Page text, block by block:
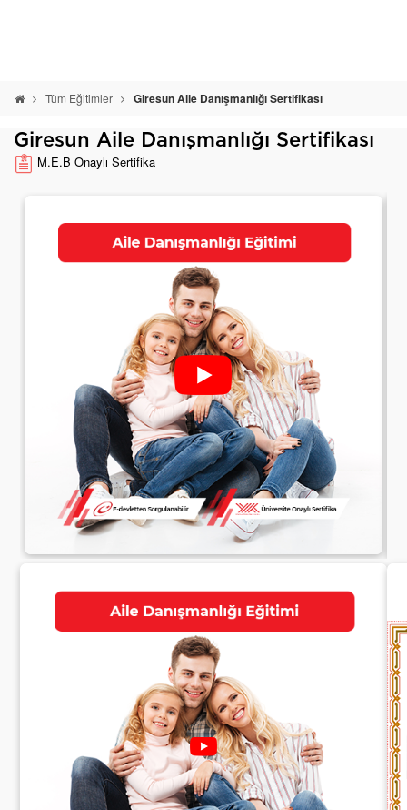
Tüm Eğitimler Giresun Aile Danışmanlığı Sertifikası
Giresun Aile Danışmanlığı Sertifikası
M.E.B Onaylı Sertifika